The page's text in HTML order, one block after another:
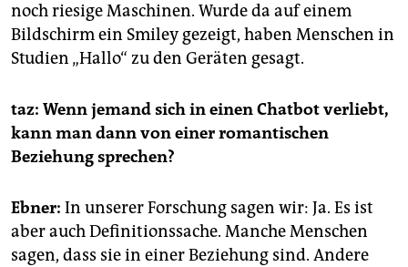
noch riesige Maschinen. Wurde da auf einem
Bildschirm ein Smiley gezeigt, haben Menschen in
Studien „Hallo“ zu den Geräten gesagt.
taz: Wenn jemand sich in einen Chatbot verliebt,
kann man dann von einer romantischen
Beziehung sprechen?
Ebner: In unserer Forschung sagen wir: Ja. Es ist
aber auch Definitionssache. Manche Menschen
sagen, dass sie in einer Beziehung sind. Andere